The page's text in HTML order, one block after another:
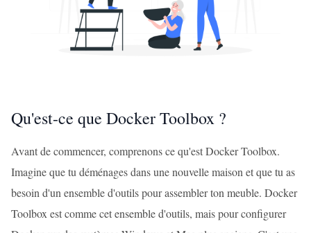
Qu'est-ce que Docker Toolbox ?
Avant de commencer, comprenons ce qu'est Docker Toolbox.
Imagine que tu déménages dans une nouvelle maison et que tu as
besoin d'un ensemble d'outils pour assembler ton meuble. Docker
Toolbox est comme cet ensemble d'outils, mais pour configurer